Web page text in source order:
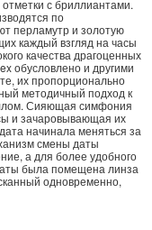
с бриллиантами.
по
перламутр и золотую
каждый взгляд на часы
качества драгоценных
обусловлено и другими
их пропорционально
методичный подход к
Сияющая симфония
и зачаровывающая их
начинала меняться за
смены даты
а для более удобного
была помещена линза
одновременно,